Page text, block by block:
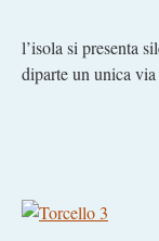
l’isola si presenta
diparte un unica